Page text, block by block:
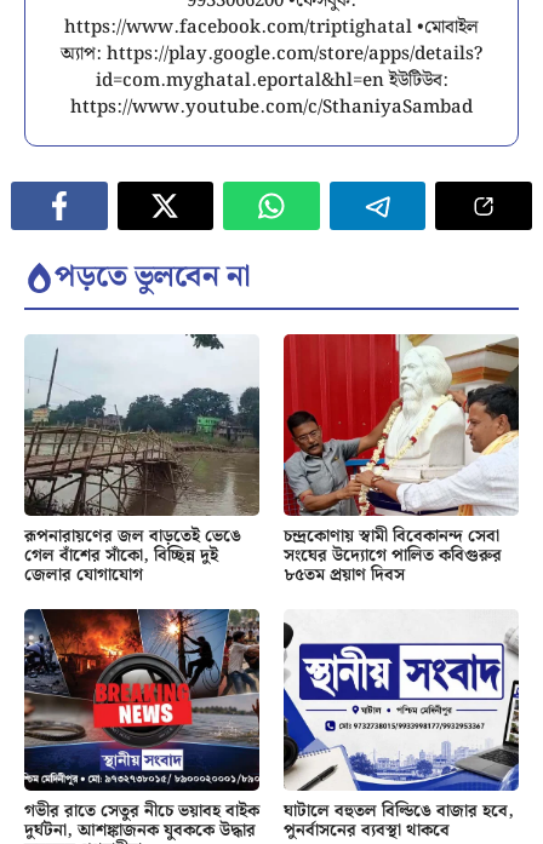
https://www.facebook.com/triptighatal •মোবাইল
অ্যাপ: https://play.google.com/store/apps/details?
id=com.myghatal.eportal&hl=en ইউটিউব:
https://www.youtube.com/c/SthaniyaSambad
পড়তে ভুলবেন না
রূপনারায়ণের জল বাড়তেই ভেঙে
গেল বাঁশের সাঁকো, বিচ্ছিন্ন দুই
জেলার যোগাযোগ
চন্দ্রকোণায় স্বামী বিবেকানন্দ সেবা
সংঘের উদ্যোগে পালিত কবিগুরুর
৮৫তম প্রয়াণ দিবস
গভীর রাতে সেতুর নীচে ভয়াবহ বাইক
দুর্ঘটনা, আশঙ্কাজনক যুবককে উদ্ধার
ঘাটালে বহুতল বিল্ডিঙে বাজার হবে,
পুনর্বাসনের ব্যবস্থা থাকবে